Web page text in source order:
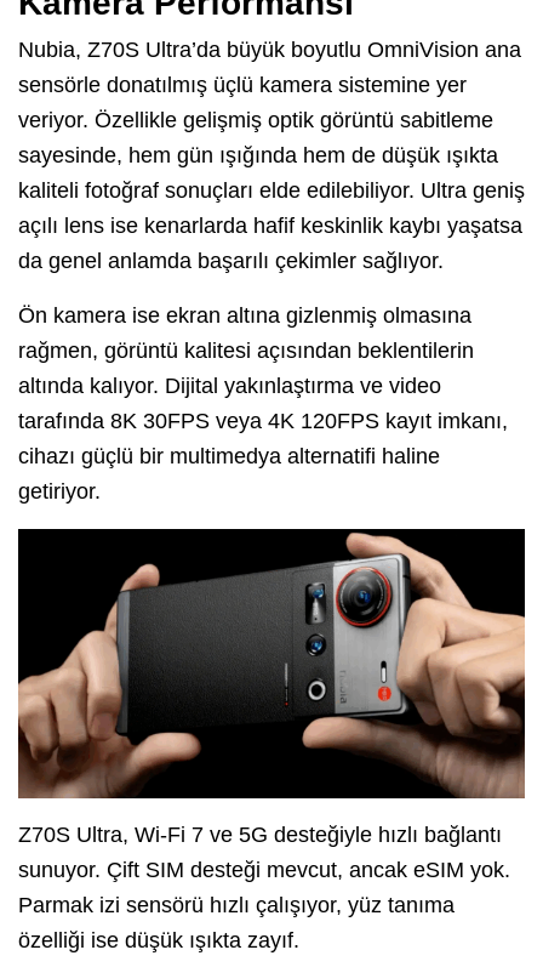
Nubia, Z70S Ultra’da büyük boyutlu OmniVision ana
sensörle donatılmış üçlü kamera sistemine yer
veriyor. Özellikle gelişmiş optik görüntü sabitleme
sayesinde, hem gün ışığında hem de düşük ışıkta
kaliteli fotoğraf sonuçları elde edilebiliyor. Ultra geniş
açılı lens ise kenarlarda hafif keskinlik kaybı yaşatsa
da genel anlamda başarılı çekimler sağlıyor.
Ön kamera ise ekran altına gizlenmiş olmasına
rağmen, görüntü kalitesi açısından beklentilerin
altında kalıyor. Dijital yakınlaştırma ve video
tarafında 8K 30FPS veya 4K 120FPS kayıt imkanı,
cihazı güçlü bir multimedya alternatifi haline
getiriyor.
Z70S Ultra, Wi-Fi 7 ve 5G desteğiyle hızlı bağlantı
sunuyor. Çift SIM desteği mevcut, ancak eSIM yok.
Parmak izi sensörü hızlı çalışıyor, yüz tanıma
özelliği ise düşük ışıkta zayıf.